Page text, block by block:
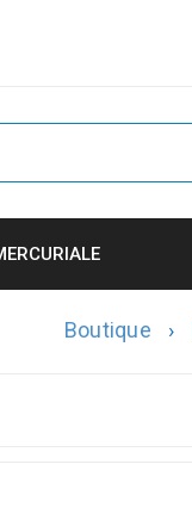
Boutique ›